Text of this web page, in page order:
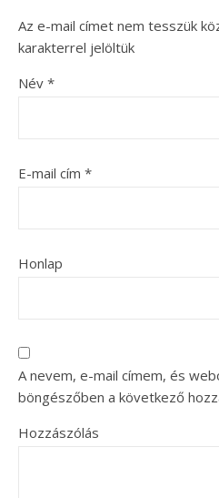
Az e-mail címet nem tesszük
karakterrel jelöltük
Név *
E-mail cím *
Honlap
A nevem, e-mail címem, és
böngészőben a következő
Hozzászólás